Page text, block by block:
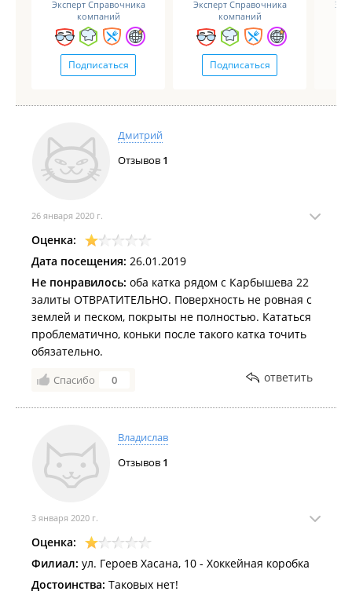
Эксперт Справочника
компаний
Подписаться
Эксперт Справочника
компаний
Подписаться
Дмитрий
Отзывов 1
26 января 2020 г.
Оценка:
Дата посещения: 26.01.2019
Не понравилось: оба катка рядом с Карбышева 22
залиты ОТВРАТИТЕЛЬНО. Поверхность не ровная с
землей и песком, покрыты не полностью. Кататься
проблематично, коньки после такого катка точить
обязательно.
Спасибо 0 ответить
Владислав
Отзывов 1
3 января 2020 г.
Оценка:
Филиал: ул. Героев Хасана, 10 - Хоккейная коробка
Достоинства: Таковых нет!